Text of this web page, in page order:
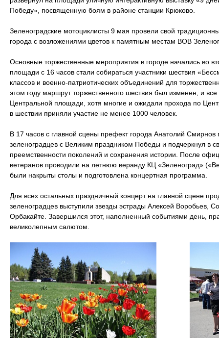
Победу», посвященную боям в районе станции Крюково.
Зеленоградские мотоциклисты 9 мая провели свой
города с возложениями цветов к памятным местам ВОВ
Основные торжественные мероприятия в городе начались во
площади с 16 часов стали собираться участники шествия
классов и военно-патриотических объединений для
этом году маршрут торжественного шествия был изменен, и
Центральной площади, хотя многие и ожидали прохода по
в шествии приняли участие не менее 1000 человек.
В 17 часов с главной сцены префект города Анатолий Смирнов
зеленоградцев с Великим праздником Победы и подчеркнул в
преемственности поколений и сохранения истории. После
ветеранов проводили на летнюю веранду КЦ «Зеленоград»
были накрыты столы и подготовлена концертная программа.
Для всех остальных праздничный концерт на главной сцене
зеленоградцев выступили звезды эстрады Алексей Воробьев,
Орбакайте. Завершился этот, наполненный событиями день,
великолепным салютом.